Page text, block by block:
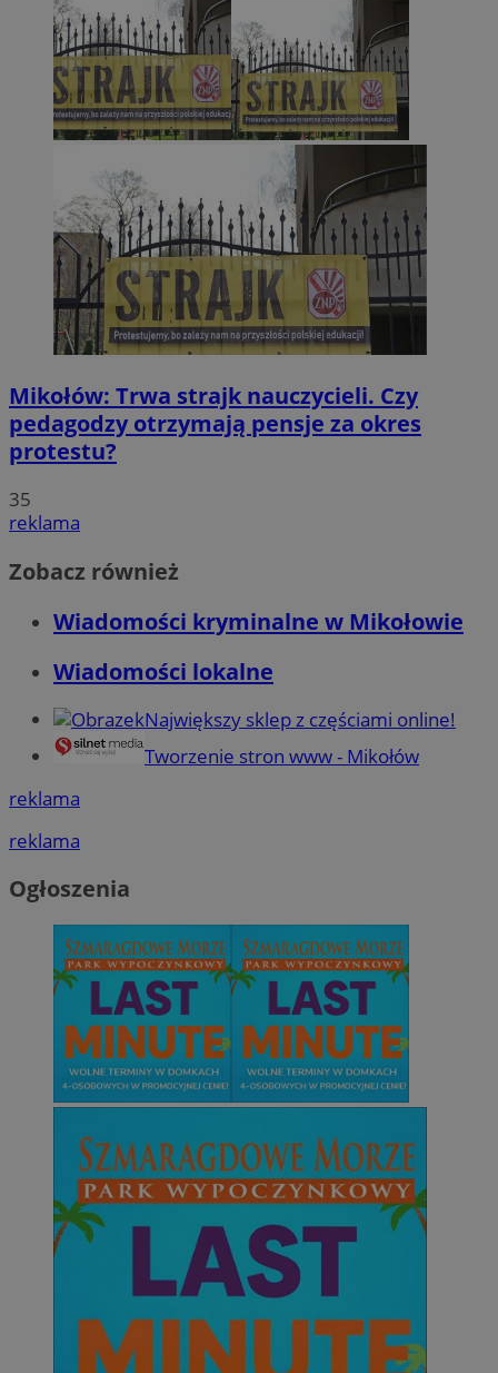
Mikołów: Trwa strajk nauczycieli. Czy
pedagodzy otrzymają pensje za okres
protestu?
35
reklama
Zobacz również
Wiadomości kryminalne w Mikołowie
Wiadomości lokalne
Największy sklep z częściami online!
Tworzenie stron www - Mikołów
reklama
reklama
Ogłoszenia